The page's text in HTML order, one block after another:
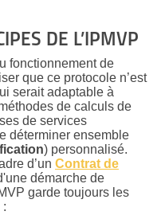
DE L’IPMVP
fonctionnement de
que ce protocole n’est
serait adaptable à
de calculs de
de services
déterminer ensemble
) personnalisé.
d’un Contrat de
démarche de
garde toujours les
: